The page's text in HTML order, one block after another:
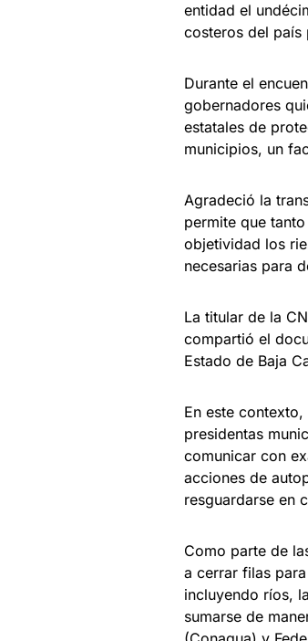
entidad el
costeros del país
Durante el
gobernadores
estatales de
municipios, un
Agradeció la
permite que
objetividad los
necesarias para
La titular de la
compartió el
Estado de Baja
En este
presidentas
comunicar con
acciones de
resguardarse en
Como parte de
a cerrar filas
incluyendo ríos,
sumarse de